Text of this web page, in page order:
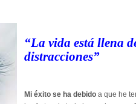
“La vida está llena
distracciones”
Mi éxito se ha debido a que he